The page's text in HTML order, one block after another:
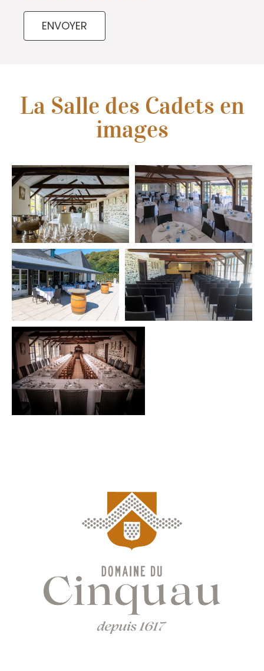
ENVOYER
La Salle des Cadets en
images